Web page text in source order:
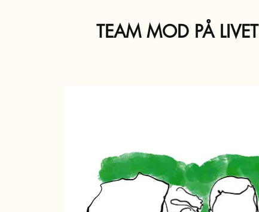
TEAM MOD PÅ LIVET